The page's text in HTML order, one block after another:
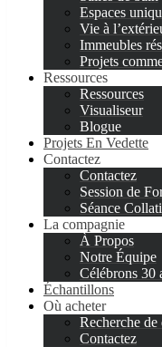
Espaces
Vie à
Immeubles
Projets
Ressources
Ressources
Visualiseur
Blogue
Projets En Vedette
Contactez
Contactez
Session de
Séance
La compagnie
À Propos
Notre Équipe
Célébrons 30
Échantillons
Où acheter
Recherche
Contactez